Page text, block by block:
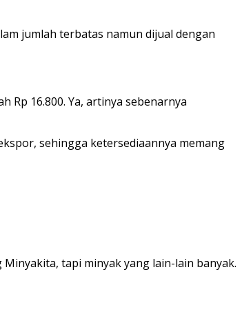
jumlah terbatas namun dijual dengan
Rp 16.800. Ya, artinya sebenarnya
sehingga ketersediaannya memang
tapi minyak yang lain-lain banyak.